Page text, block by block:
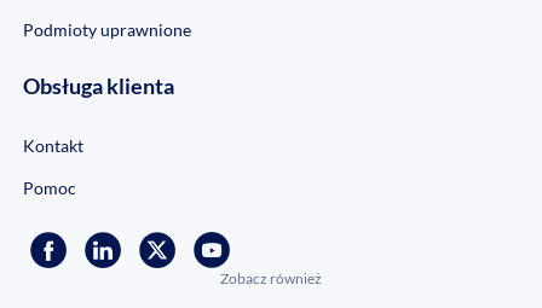
Podmioty uprawnione
Obsługa klienta
Kontakt
Pomoc
Zobacz również